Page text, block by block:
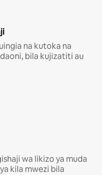
na kutoka na
bila kujizatiti au
wa likizo ya muda
kila mwezi bila